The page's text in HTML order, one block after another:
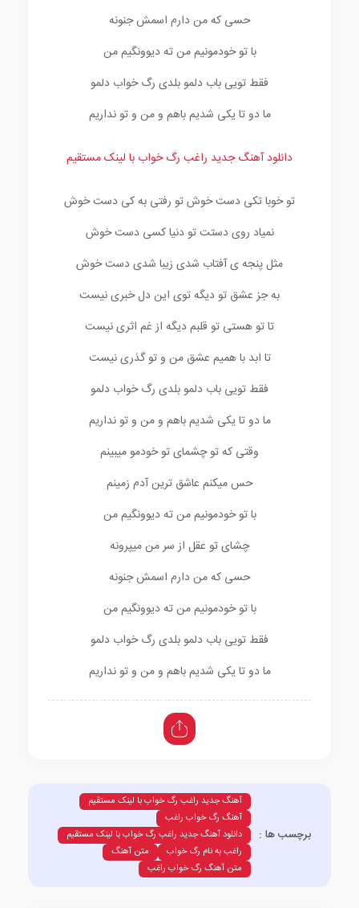
حسی که من دارم اسمش جنونه
با تو خودمونیم من ته دیوونگیم من
فقط تویی باب دلمو بلدی رگ خواب دلمو
ما دو تا یکی شدیم باهم و من و تو نداریم
دانلود آهنگ جدید راغب رگ خواب با لینک مستقیم
تو خوبا تکی دست خوش تو رفتی به کی دست خوش
نمیاد روی دستت تو دنیا کسی دست خوش
مثل پنجه ی آفتاب شدی زیبا شدی دست خوش
به جز عشق تو دیگه توی این دل خبری نیست
تا تو هستی تو قلبم دیگه از غم اثری نیست
تا ابد با همیم عشق من و تو گذری نیست
فقط تویی باب دلمو بلدی رگ خواب دلمو
ما دو تا یکی شدیم باهم و من و تو نداریم
وقتی که تو چشمای تو خودمو میبینم
حس میکنم عاشق ترین آدم زمینم
با تو خودمونیم من ته دیوونگیم من
چشای تو عقل از سر من میپرونه
حسی که من دارم اسمش جنونه
با تو خودمونیم من ته دیوونگیم من
فقط تویی باب دلمو بلدی رگ خواب دلمو
ما دو تا یکی شدیم باهم و من و تو نداریم
برچسب ها :
آهنگ جدید راغب رگ خواب با لینک مستقیم
آهنگ رگ خواب راغب
دانلود آهنگ جدید راغب رگ خواب با لینک مستقیم
راغب به نام رگ خواب
متن آهنگ
متن آهنگ رگ خواب راغب